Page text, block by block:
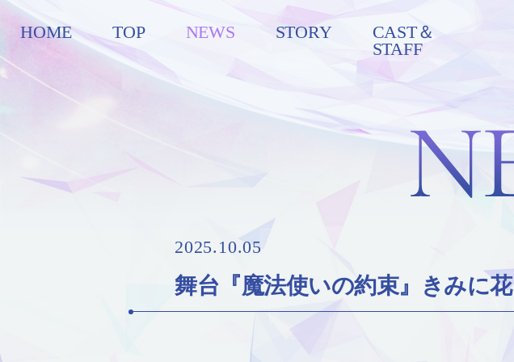
HOME TOP NEWS STORY
CAST＆
STAFF
2025.10.05
舞台『魔法使いの約束』きみに